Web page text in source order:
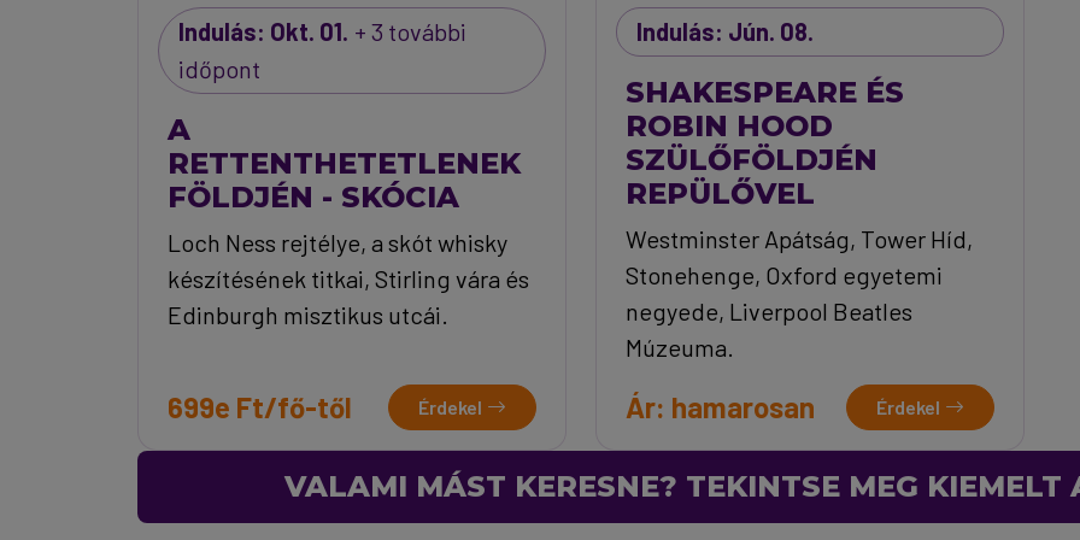
Indulás: Okt. 01. + 3 további
időpont
A
RETTENTHETETLENEK
FÖLDJÉN - SKÓCIA
Loch Ness rejtélye, a skót whisky
készítésének titkai, Stirling vára és
Edinburgh misztikus utcái.
699e Ft/fő-től Érdekel
Indulás: Jún. 08.
SHAKESPEARE ÉS
ROBIN HOOD
SZÜLŐFÖLDJÉN
REPÜLŐVEL
Westminster Apátság, Tower Híd,
Stonehenge, Oxford egyetemi
negyede, Liverpool Beatles
Múzeuma.
Ár: hamarosan Érdekel
VALAMI MÁST KERESNE? TEKINTSE MEG